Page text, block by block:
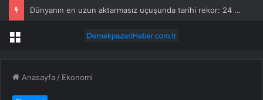
Dünyanın en uzun aktarmasız uçuşunda tarihi rekor: 24 saatten fazla havada kaldılar
Menü
Anasayfa / Ekonomi